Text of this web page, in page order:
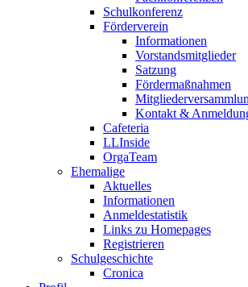
Schulkonferenz
Förderverein
Informationen
Vorstandsmitglieder
Satzung
Fördermaßnahmen
Kontakt &
Cafeteria
LLInside
OrgaTeam
Ehemalige
Aktuelles
Informationen
Anmeldestatistik
Links zu Homepages
Registrieren
Schulgeschichte
Cronica